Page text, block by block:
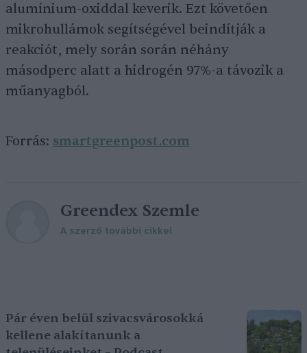
alumínium-oxiddal keverik. Ezt követően
mikrohullámok segítségével beindítják a
reakciót, mely során során néhány
másodperc alatt a hidrogén 97%-a távozik a
műanyagból.
Forrás: smartgreenpost.com
Greendex Szemle
A szerző további cikkei
Pár éven belül szivacsvárosokká
kellene alakítanunk a